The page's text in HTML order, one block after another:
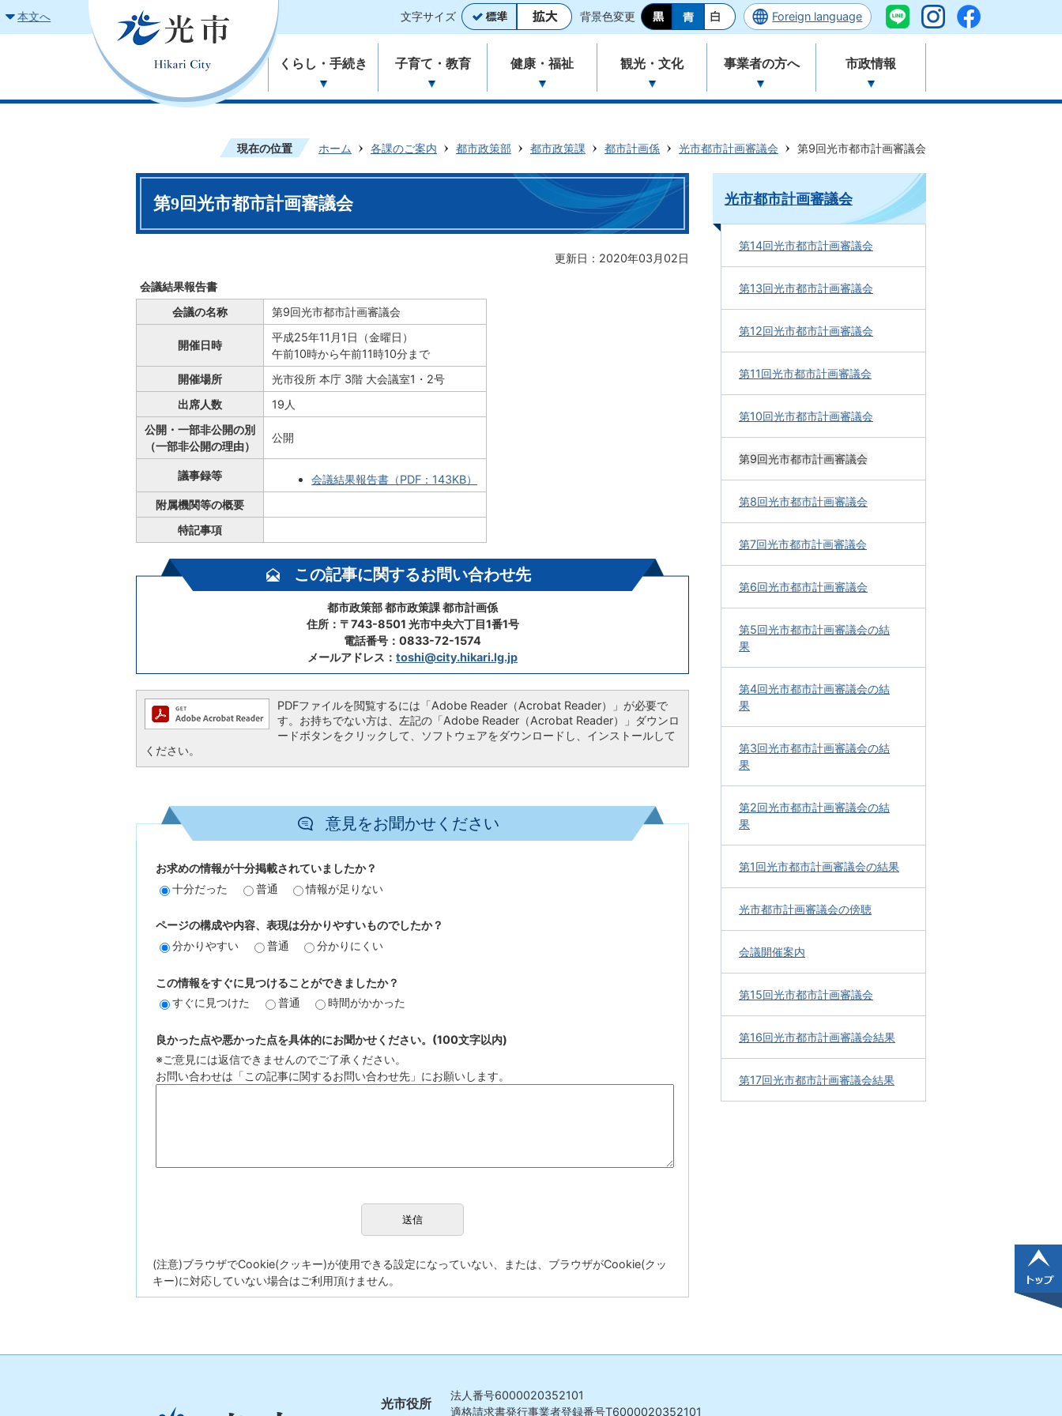
本文へ 文字サイズ 背景色変更 Foreign language
くらし・手続き 子育て・教育 健康・福祉 観光・文化 事業者の方へ 市政情報
現在の位置 ホーム 各課のご案内 都市政策部 都市政策課 都市計画係 光市都市計画審議会 第9回光市都市計画審議会
第9回光市都市計画審議会
更新日：2020年03月02日
会議結果報告書
会議の名称
第9回光市都市計画審議会
開催日時
平成25年11月1日（金曜日）
午前10時から午前11時10分まで
開催場所
光市役所 本庁 3階 大会議室1・2号
出席人数
19人
公開・一部非公開の別
（一部非公開の理由）
公開
議事録等
会議結果報告書（PDF：143KB）
附属機関等の概要
特記事項
この記事に関するお問い合わせ先
都市政策部 都市政策課 都市計画係
住所：〒743-8501 光市中央六丁目1番1号
電話番号：0833-72-1574
メールアドレス： toshi@city.hikari.lg.jp
PDFファイルを閲覧するには「Adobe Reader（Acrobat Reader）」が必要で
す。お持ちでない方は、左記の「Adobe Reader（Acrobat Reader）」ダウンロ
ードボタンをクリックして、ソフトウェアをダウンロードし、インストールして
ください。
意見をお聞かせください
お求めの情報が十分掲載されていましたか？
十分だった
普通 情報が足りない
ページの構成や内容、表現は分かりやすいものでしたか？
分かりやすい
普通 分かりにくい
この情報をすぐに見つけることができましたか？
すぐに見つけた
普通 時間がかかった
良かった点や悪かった点を具体的にお聞かせください。(100文字以内)
※ご意見には返信できませんのでご了承ください。
お問い合わせは「この記事に関するお問い合わせ先」にお願いします。
(注意)ブラウザでCookie(クッキー)が使用できる設定になっていない、または、ブラウザがCookie(クッ
キー)に対応していない場合はご利用頂けません。
光市都市計画審議会
第14回光市都市計画審議会
第13回光市都市計画審議会
第12回光市都市計画審議会
第11回光市都市計画審議会
第10回光市都市計画審議会
第9回光市都市計画審議会
第8回光市都市計画審議会
第7回光市都市計画審議会
第6回光市都市計画審議会
第5回光市都市計画審議会の結
果
第4回光市都市計画審議会の結
果
第3回光市都市計画審議会の結
果
第2回光市都市計画審議会の結
果
第1回光市都市計画審議会の結果
光市都市計画審議会の傍聴
会議開催案内
第15回光市都市計画審議会
第16回光市都市計画審議会結果
第17回光市都市計画審議会結果
光市役所
法人番号6000020352101
適格請求書発行事業者登録番号T6000020352101